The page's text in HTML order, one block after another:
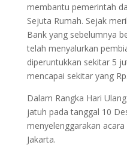
membantu pemerintah
Sejuta Rumah. Sejak
Bank yang sebelumnya
telah menyalurkan
diperuntukkan sekitar 5
mencapai sekitar yang
Dalam Rangka Hari
jatuh pada tanggal 10
menyelenggarakan
Jakarta.